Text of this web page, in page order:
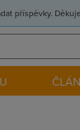
příspěvky.